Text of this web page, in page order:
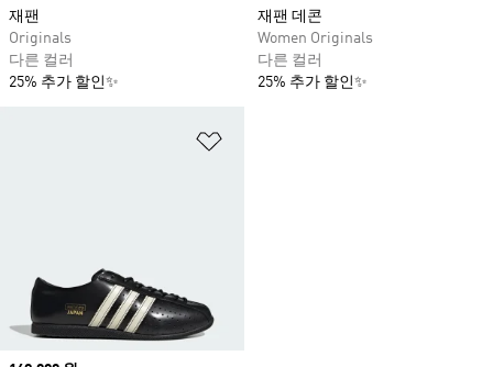
재팬
Originals
다른 컬러
25% 추가 할인✨
재팬 데콘
Women Originals
다른 컬러
25% 추가 할인✨